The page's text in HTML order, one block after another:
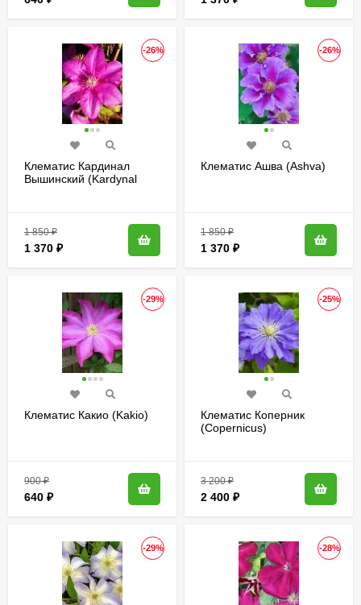
-26%
Клематис Кардинал
Вышинский (Kardynal
1 850₽
1 370 ₽
-26%
Клематис Ашва (Ashva)
1 850₽
1 370 ₽
-29%
Клематис Какио (Kakio)
900₽
640 ₽
-25%
Клематис Коперник
(Copernicus)
3 200₽
2 400 ₽
-29% -28%